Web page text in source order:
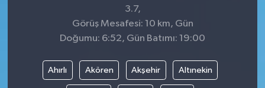
3.7,
Görüş Mesafesi: 10 km, Gün
Doğumu: 6:52, Gün Batımı: 19:00
Ahırlı Akören Akşehir Altınekin